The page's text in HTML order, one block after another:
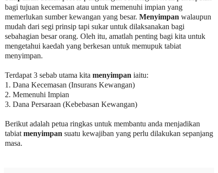
bagi tujuan kecemasan atau untuk memenuhi impian yang
memerlukan sumber kewangan yang besar. Menyimpan walaupun
mudah dari segi prinsip tapi sukar untuk dilaksanakan bagi
sebahagian besar orang. Oleh itu, amatlah penting bagi kita untuk
mengetahui kaedah yang berkesan untuk memupuk tabiat
menyimpan.
Terdapat 3 sebab utama kita menyimpan iaitu:
1. Dana Kecemasan (Insurans Kewangan)
2. Memenuhi Impian
3. Dana Persaraan (Kebebasan Kewangan)
Berikut adalah petua ringkas untuk membantu anda menjadikan
tabiat menyimpan suatu kewajiban yang perlu dilakukan sepanjang
masa.